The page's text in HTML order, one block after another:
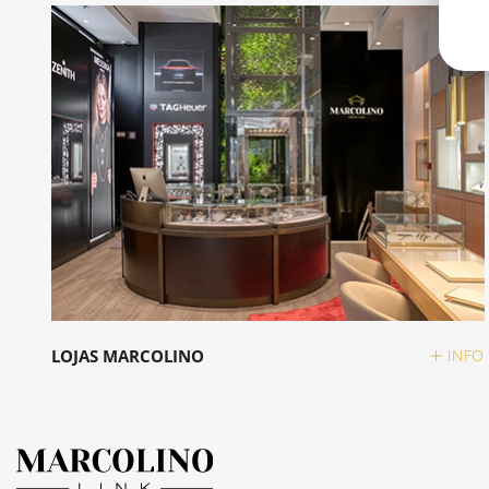
LOJAS MARCOLINO INFO